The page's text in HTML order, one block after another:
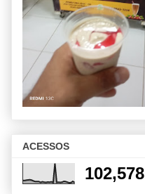
ACESSOS
102,578